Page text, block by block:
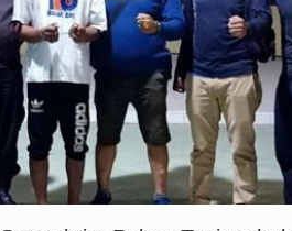
City vs Atletico Madrid
Kelestarian Alam,